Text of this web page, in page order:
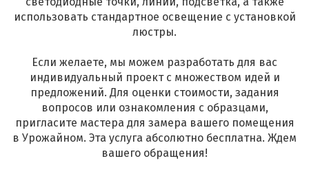
использовать стандартное освещение с установкой
люстры.
Если желаете, мы можем разработать для вас
индивидуальный проект с множеством идей и
предложений. Для оценки стоимости, задания
вопросов или ознакомления с образцами,
пригласите мастера для замера вашего помещения
в Урожайном. Эта услуга абсолютно бесплатна. Ждем
вашего обращения!